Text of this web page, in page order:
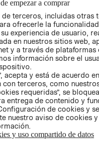
TIENDAS
- RETIRO EN
TIENDA
TÉRMINOS Y
CONDICIONES
AVISO DE
PRIVACIDAD
GIFT CARD
AVISO DE
COOKIES
empezar a comprar
terceros, incluidas otras
ofrecerle la
experiencia de usuario,
en nuestros sitios web,
y a través de plataformas
información sobre el
acepta y está de acuerdo
terceros, como
requeridas”, se
entrega de contenido y
de cookies y
nuestro aviso de cookies
y uso compartido de datos